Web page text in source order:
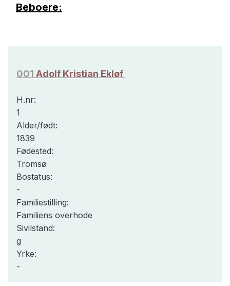
Beboere:
001 Adolf Kristian Ekløf
H.nr:
1
Alder/født:
1839
Fødested:
Tromsø
Bostatus:
-
Familiestilling:
Familiens overhode
Sivilstand:
g
Yrke:
-